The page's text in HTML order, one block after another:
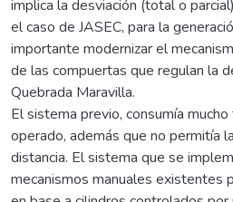
implica la desviación (total o
el caso de JASEC, para la
importante modernizar el
de las compuertas que regulan la
Quebrada Maravilla.
El sistema previo, consumía
operado, además que no permitía
distancia. El sistema que se
mecanismos manuales existentes